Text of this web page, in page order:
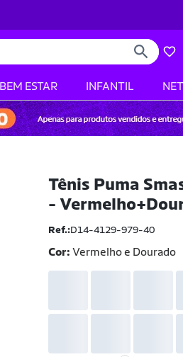
ESTAR INFANTIL
Tênis Puma
-
Ref.:D14-4129-979-40
Cor:Vermelho e Dourado